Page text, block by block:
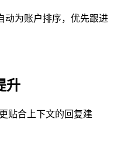
动为账户排序，优先跟进
升
贴合上下文的回复建